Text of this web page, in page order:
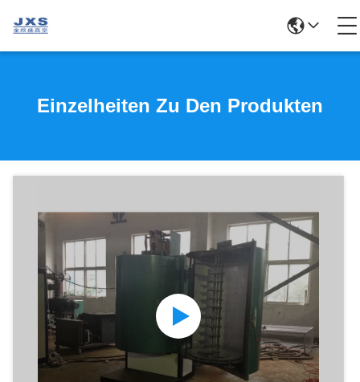
Einzelheiten Zu Den Produkten